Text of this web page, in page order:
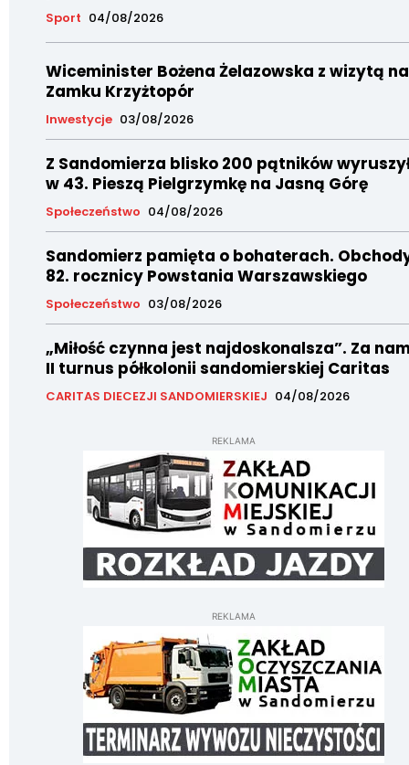
Sport 04/08/2026
Wiceminister Bożena Żelazowska z wizytą na
Zamku Krzyżtopór
Inwestycje 03/08/2026
Z Sandomierza blisko 200 pątników
w 43. Pieszą Pielgrzymkę na Jasną Górę
Społeczeństwo 04/08/2026
Sandomierz pamięta o bohaterach.
82. rocznicy Powstania Warszawskiego
Społeczeństwo 03/08/2026
„Miłość czynna jest najdoskonalsza”. Za
II turnus półkolonii sandomierskiej Caritas
CARITAS DIECEZJI SANDOMIERSKIEJ 04/08/2026
REKLAMA
REKLAMA